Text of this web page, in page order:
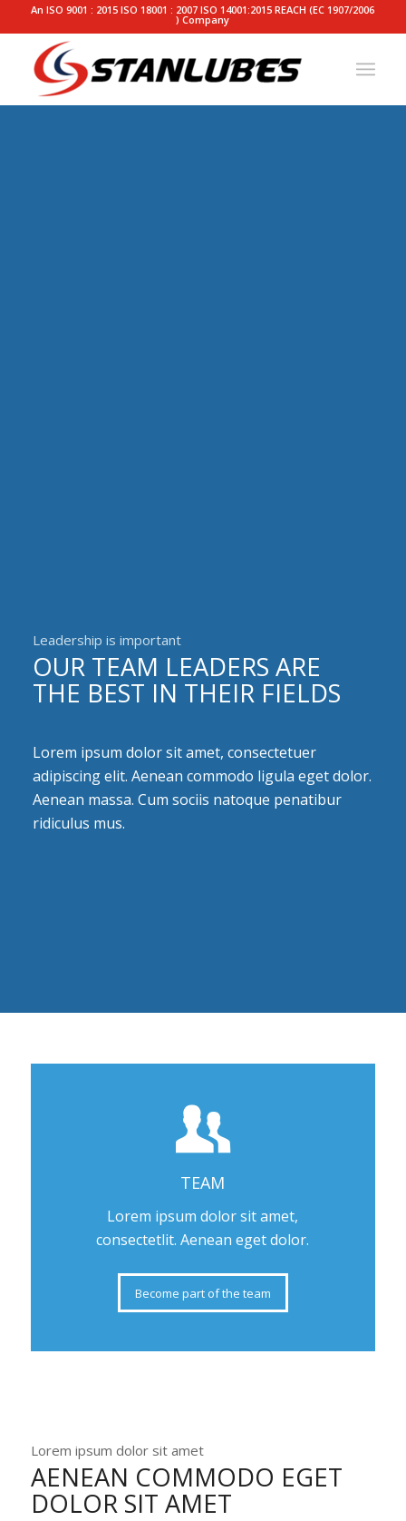
An ISO 9001 : 2015 ISO 18001 : 2007 ISO 14001:2015 REACH (EC 1907/2006
) Company
Leadership is important
OUR TEAM LEADERS ARE
THE BEST IN THEIR FIELDS
Lorem ipsum dolor sit amet, consectetuer
adipiscing elit. Aenean commodo ligula eget dolor.
Aenean massa. Cum sociis natoque penatibur
ridiculus mus.
TEAM
Lorem ipsum dolor sit amet,
consectetlit. Aenean eget dolor.
Become part of the team
Lorem ipsum dolor sit amet
AENEAN COMMODO EGET
DOLOR SIT AMET